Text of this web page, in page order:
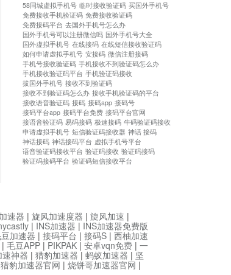
58同城虚拟手机号 临时接收验证码 买国外手机号
免费接收手机验证码 免费接收验证码
免费接码平台 去国外手机号怎么办
国外手机号可以注册微信吗 国外手机号大全
国外虚拟手机号 在线接码 在线短信接收验证码
如何申请虚拟手机号 安接码 微信注册接码
手机号接收验证码 手机接收不到验证码怎么办
手机接收验证码平台 手机验证码接收
拔国外手机号 接收不到验证码
接收不到验证码怎么办 接收手机验证码的平台
接收语音验证码 接码 接码app 接码号
接码平台app 接码平台免费 接码平台官网
接语音验证码 易码接码 极速接码 牛码验证码接收
申请虚拟手机号 短信验证码接收器 神话 接码
神话接码 神话接码平台 虚拟手机号平台
语音验证码接收平台 验证码接收 验证码接码
验证码接码平台 验证码短信接收平台
速器 | 旋风加速度器 | 旋风加速 |
| INS加速器 | INS加速器免费版
加速器 | 接码平台 | 接码S | 西柚加速
| 毛豆APP | PIKPAK | 安卓vqn免费 | 一
神器 | 猎豹加速器 | 蚂蚁加速器 | 坚
猎豹加速器官网 | 烧饼哥加速器官网 |